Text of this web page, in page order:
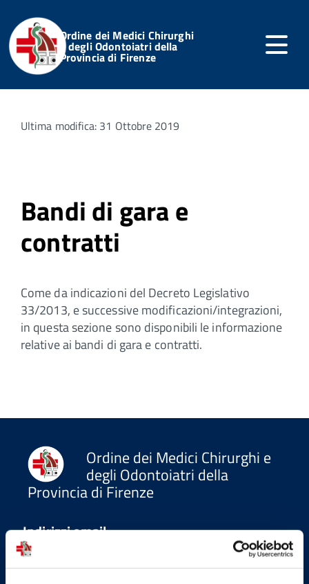
Ordine dei Medici Chirurghi
e degli Odontoiatri della
Provincia di Firenze
Home Servizi Online Notizie dell'Ordine
Ultima modifica: 31 Ottobre 2019
Bandi di gara e
contratti
Come da indicazioni del Decreto Legislativo
33/2013, e successive modificazioni/integrazioni,
in questa sezione sono disponibili le informazione
relative ai bandi di gara e contratti.
Ordine dei Medici Chirurghi e
degli Odontoiatri della
Provincia di Firenze
Indirizzi email